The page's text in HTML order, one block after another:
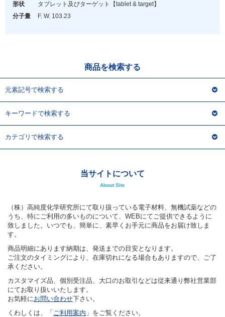
化合物
化学教材・オリジナルグッズ
形状 タブレット及びターゲット
【tablet & target】
分子量
F. W. 103.23
商品を検索する
元素記号で検索する
キーワードで検索する
カテゴリで検索する
当サイトについて
About Site
（株）高純度化学研究所にて取り扱っている電子材料、無機試薬などの
うち、特にご利用の多いものについて、WEBにてご提供できるように
致しました。いつでも、簡単に、素早くお手元に商品をお届け致しま
す。
商品明細にあります納期は、発送までの目安となります。
ご注文のタイミングにより、在庫切れになる場合もありますので、ご了
承ください。
カスタマイズ品、個別受注品、大口のお取引などは従来通り弊社営業部
にてお取り扱いいたします。
お気軽にお問い合わせ下さい。
くわしくは、「 ご利用案内 」をご覧ください。